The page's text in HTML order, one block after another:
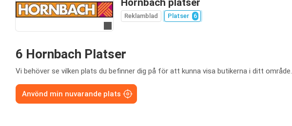
Hornbach platser
Reklamblad Platser 6
6 Hornbach Platser
Vi behöver se vilken plats du befinner dig på för att kunna visa butikerna i ditt område.
Anvönd min nuvarande plats